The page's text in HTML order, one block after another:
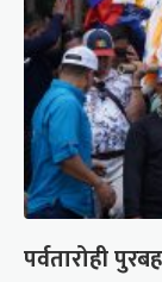
पर्वतारोही